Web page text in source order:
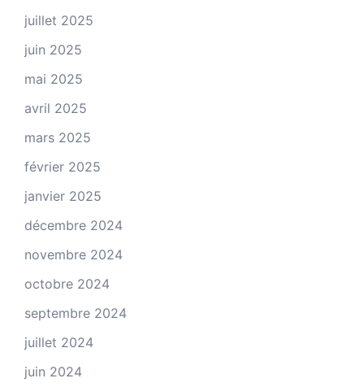
juillet 2025
juin 2025
mai 2025
avril 2025
mars 2025
février 2025
janvier 2025
décembre 2024
novembre 2024
octobre 2024
septembre 2024
juillet 2024
juin 2024